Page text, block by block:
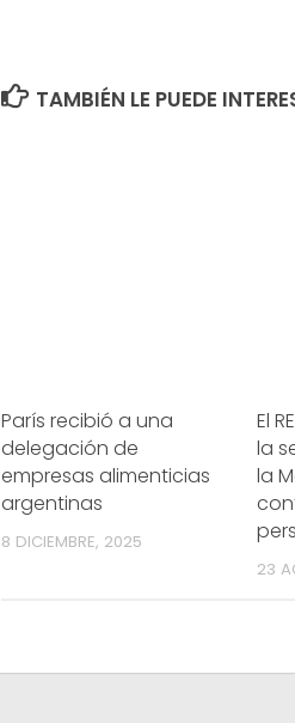
TAMBIÉN LE PUEDE
París recibió a una
delegación de
empresas alimenticias
argentinas
8 DICIEMBRE, 2025
El
la
la
23